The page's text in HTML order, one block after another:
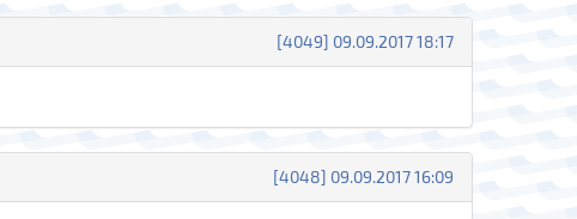
[4049] 09.09.2017 18:17
[4048] 09.09.2017 16:09